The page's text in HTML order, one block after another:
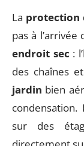
La protection
pas à
endroit sec :
des chaînes
jardin bien
sur des